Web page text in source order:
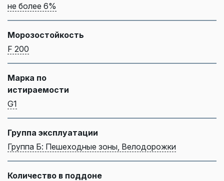
не более 6%
Морозостойкость
F 200
Марка по
истираемости
G1
Группа эксплуатации
Группа Б: Пешеходные зоны, Велодорожки
Количество в поддоне